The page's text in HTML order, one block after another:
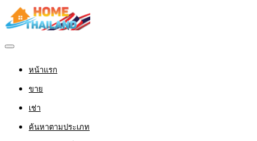
หน้าแรก
ขาย
เช่า
ค้นหาตามประเภท